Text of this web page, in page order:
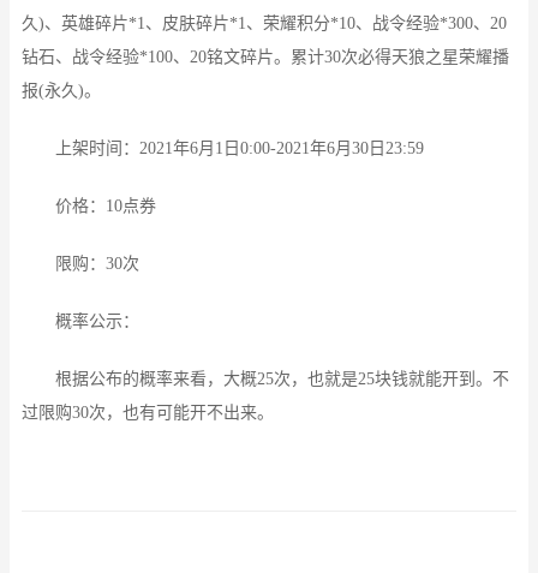
久)、英雄碎片*1、皮肤碎片*1、荣耀积分*10、战令经验*300、20
钻石、战令经验*100、20铭文碎片。累计30次必得天狼之星荣耀播
报(永久)。
上架时间：2021年6月1日0:00-2021年6月30日23:59
价格：10点券
限购：30次
概率公示：
根据公布的概率来看，大概25次，也就是25块钱就能开到。不
过限购30次，也有可能开不出来。